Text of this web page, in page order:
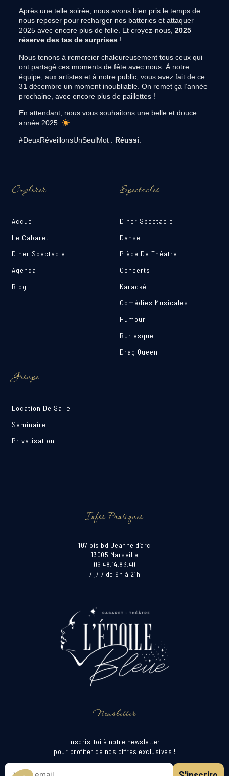
Après une telle soirée, nous avons bien pris le temps de
nous reposer pour recharger nos batteries et attaquer
2025 avec encore plus de folie. Et croyez-nous, 2025
réserve des tas de surprises!
Nous tenons à remercier chaleureusement tous ceux qui
ont partagé ces moments de fête avec nous. À notre
équipe, aux artistes et à notre public, vous avez fait de ce
31 décembre un moment inoubliable. On remet ça l’année
prochaine, avec encore plus de paillettes !
En attendant, nous vous souhaitons une belle et douce
année 2025.
#DeuxRéveillonsUnSeulMot : Réussi
Explorer
Accueil
Le Cabaret
Diner Spectacle
Agenda
Blog
Spectacles
Diner Spectacle
Danse
Pièce De Thêatre
Concerts
Karaoké
Comédies Musicales
Humour
Burlesque
Drag Queen
Groupe
Location De Salle
Séminaire
Privatisation
Infos Pratiques
107 bis bd Jeanne d’arc
13005 Marseille
06.48.14.83.40
7 j/ 7 de 9h à 21h
Newsletter
Inscris-toi à notre newsletter
pour profiter de nos offres exclusives !